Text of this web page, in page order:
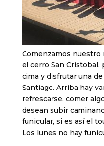
Comenzamos nuestro
el cerro San Cristobal,
cima y disfrutar una
Santiago. Arriba hay
refrescarse, comer
desean subir
funicular, si es así el
Los lunes no hay